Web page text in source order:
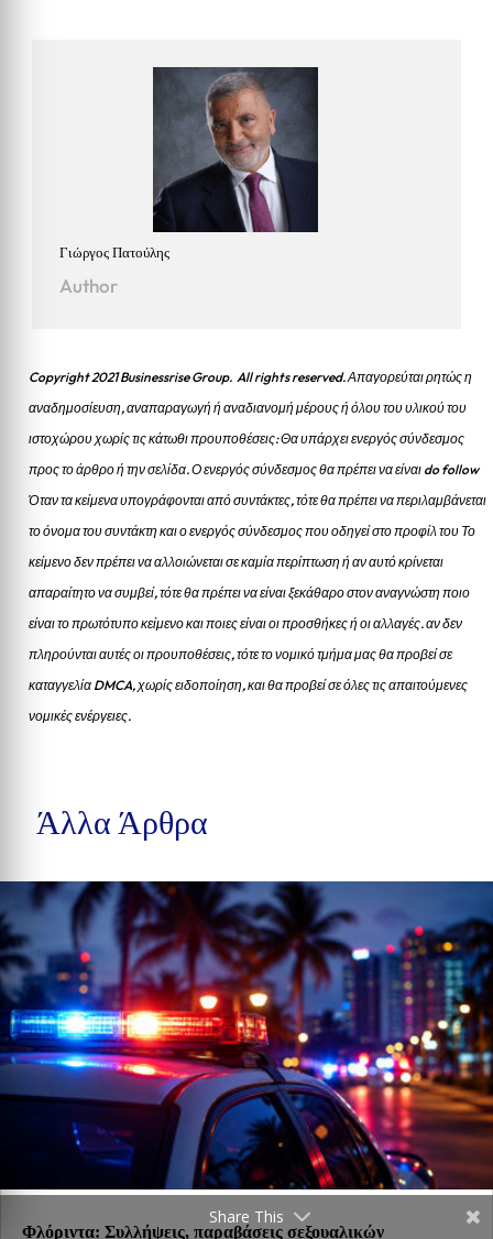
Γιώργος Πατούλης
Author
Copyright 2021 Businessrise Group. All rights reserved. Απαγορεύται ρητώς η
αναδημοσίευση, αναπαραγωγή ή αναδιανομή μέρους ή όλου του υλικού του
ιστοχώρου χωρίς τις κάτωθι προυποθέσεις: Θα υπάρχει ενεργός σύνδεσμος
προς το άρθρο ή την σελίδα.Ο ενεργός σύνδεσμος θα πρέπει να είναι do follow
Όταν τα κείμενα υπογράφονται από συντάκτες, τότε θα πρέπει να περιλαμβάνεται
το όνομα του συντάκτη και ο ενεργός σύνδεσμος που οδηγεί στο προφίλ του Το
κείμενο δεν πρέπει να αλλοιώνεται σε καμία περίπτωση ή αν αυτό κρίνεται
απαραίτητο να συμβεί, τότε θα πρέπει να είναι ξεκάθαρο στον αναγνώστη ποιο
είναι το πρωτότυπο κείμενο και ποιες είναι οι προσθήκες ή οι αλλαγές. αν δεν
πληρούνται αυτές οι προυποθέσεις, τότε το νομικό τμήμα μας θα προβεί σε
καταγγελία DMCA, χωρίς ειδοποίηση, και θα προβεί σε όλες τις απαιτούμενες
νομικές ενέργειες.
Άλλα Άρθρα
Φλόριντα: Συλλήψεις, παραβάσεις σεξουαλικών
Share This